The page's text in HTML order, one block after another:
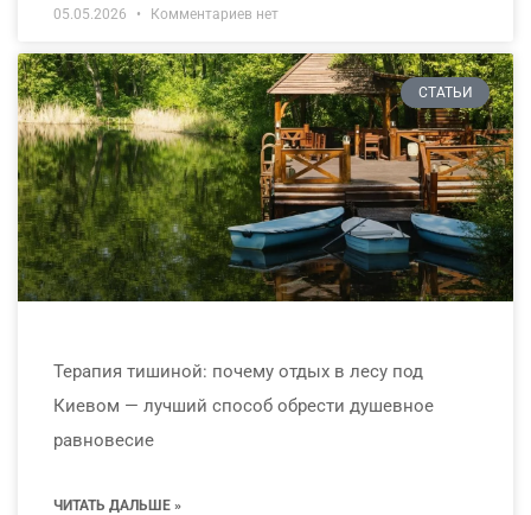
05.05.2026 Комментариев нет
СТАТЬИ
Терапия тишиной: почему отдых в лесу под
Киевом — лучший способ обрести душевное
равновесие
ЧИТАТЬ ДАЛЬШЕ »